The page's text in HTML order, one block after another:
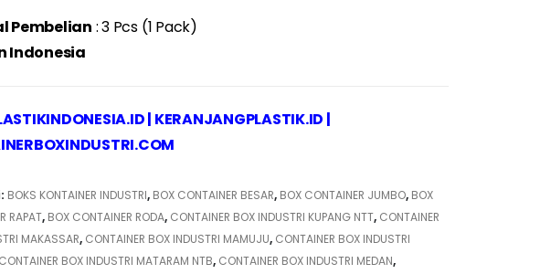
Pembelian : 3 Pcs (1 Pack)
Indonesia
| KERANJANGPLASTIK.ID |
BOKS KONTAINER INDUSTRI, BOX CONTAINER BESAR, BOX CONTAINER JUMBO, BOX
RAPAT, BOX CONTAINER RODA, CONTAINER BOX INDUSTRI KUPANG NTT, CONTAINER
MAKASSAR, CONTAINER BOX INDUSTRI MAMUJU, CONTAINER BOX INDUSTRI
CONTAINER BOX INDUSTRI MATARAM NTB, CONTAINER BOX INDUSTRI MEDAN,